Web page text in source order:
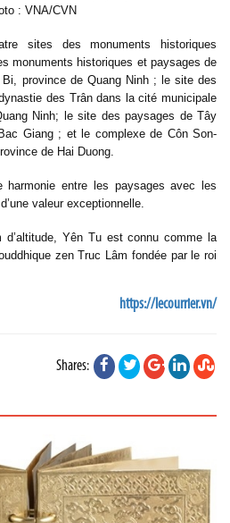
: VNA/CVN
sites des monuments historiques
monuments historiques et paysages de
province de Quang Ninh ; le site des
des Trân dans la cité municipale
Ninh; le site des paysages de Tây
Giang ; et le complexe de Côn Son-
de Hai Duong.
entre les paysages avec les
valeur exceptionnelle.
Yên Tu est connu comme la
zen Truc Lâm fondée par le roi
https://lecourrier.vn/
Shares: